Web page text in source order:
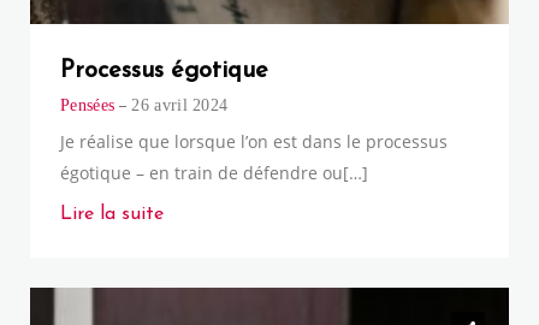
Processus égotique
Pensées 26 avril 2024
Je réalise que lorsque l’on est dans le processus
égotique – en train de défendre ou[…]
Lire la suite